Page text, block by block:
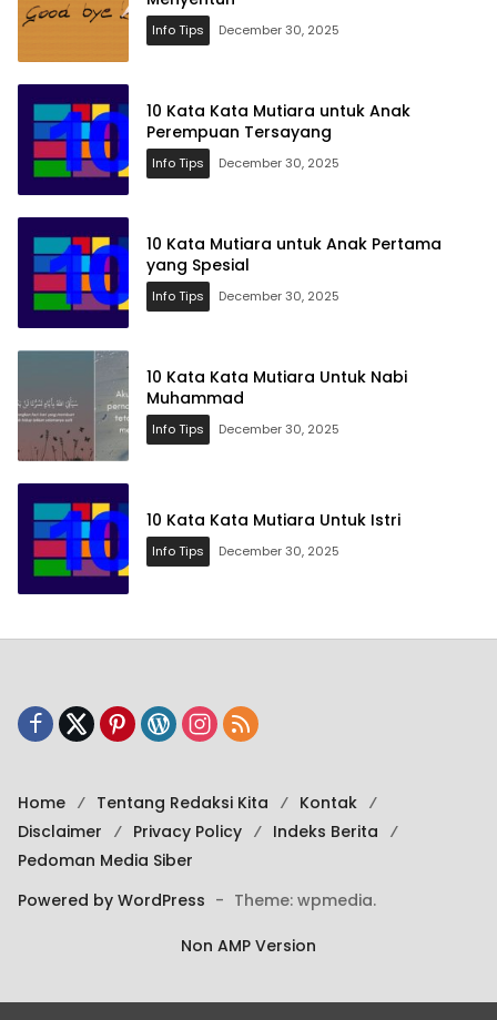
Info Tips December 30, 2025
10 Kata Kata Mutiara untuk Anak
Perempuan Tersayang
Info Tips December 30, 2025
10 Kata Mutiara untuk Anak Pertama
yang Spesial
Info Tips December 30, 2025
10 Kata Kata Mutiara Untuk Nabi
Muhammad
Info Tips December 30, 2025
10 Kata Kata Mutiara Untuk Istri
Info Tips December 30, 2025
Home Tentang Redaksi Kita
Kontak
Disclaimer
Privacy Policy
Indeks Berita
Pedoman Media Siber
Powered by WordPress - Theme: wpmedia.
Non AMP Version